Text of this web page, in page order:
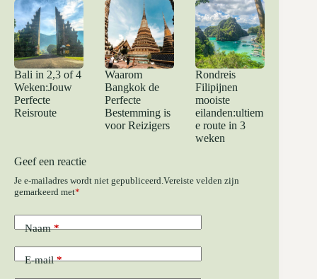
Bali in 2,3 of 4
Weken:Jouw
Perfecte
Reisroute
Waarom
Bangkok de
Perfecte
Bestemming is
voor Reizigers
Rondreis
Filipijnen
mooiste
eilanden:ultiem
e route in 3
weken
Geef een reactie
Je e-mailadres wordt niet gepubliceerd. Vereiste velden zijn
gemarkeerd met*
Naam*
E-mail*